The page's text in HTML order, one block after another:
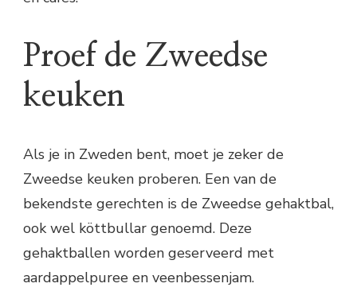
Proef de Zweedse
keuken
Als je in Zweden bent, moet je zeker de
Zweedse keuken proberen. Een van de
bekendste gerechten is de Zweedse gehaktbal,
ook wel köttbullar genoemd. Deze
gehaktballen worden geserveerd met
aardappelpuree en veenbessenjam.